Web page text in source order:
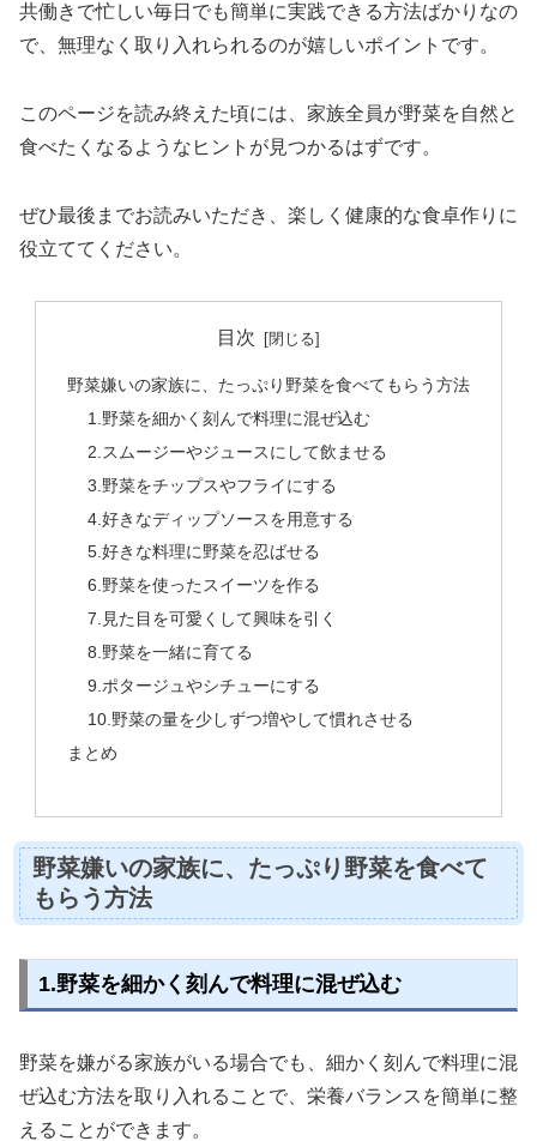
共働きで忙しい毎日でも簡単に実践できる方法ばかりなの
で、無理なく取り入れられるのが嬉しいポイントです。
このページを読み終えた頃には、家族全員が野菜を自然と
食べたくなるようなヒントが見つかるはずです。
ぜひ最後までお読みいただき、楽しく健康的な食卓作りに
役立ててください。
目次
野菜嫌いの家族に、たっぷり野菜を食べてもらう方法
1.野菜を細かく刻んで料理に混ぜ込む
2.スムージーやジュースにして飲ませる
3.野菜をチップスやフライにする
4.好きなディップソースを用意する
5.好きな料理に野菜を忍ばせる
6.野菜を使ったスイーツを作る
7.見た目を可愛くして興味を引く
8.野菜を一緒に育てる
9.ポタージュやシチューにする
10.野菜の量を少しずつ増やして慣れさせる
まとめ
野菜嫌いの家族に、たっぷり野菜を食べて
もらう方法
1.野菜を細かく刻んで料理に混ぜ込む
野菜を嫌がる家族がいる場合でも、細かく刻んで料理に混
ぜ込む方法を取り入れることで、栄養バランスを簡単に整
えることができます。